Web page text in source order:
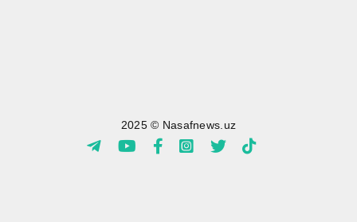
2025 © Nasafnews.uz